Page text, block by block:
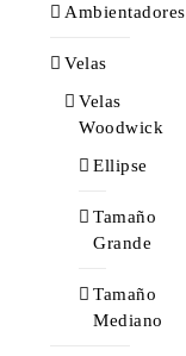
Ambientadores
Velas
Velas
Woodwick
Ellipse
Tamaño
Grande
Tamaño
Mediano